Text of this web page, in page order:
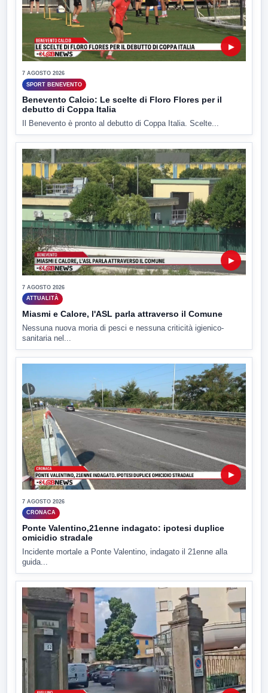
▶
7 AGOSTO 2026
SPORT BENEVENTO
Benevento Calcio: Le scelte di Floro Flores per il
debutto di Coppa Italia
Il Benevento è pronto al debutto di Coppa Italia. Scelte...
▶
7 AGOSTO 2026
ATTUALITÀ
Miasmi e Calore, l'ASL parla attraverso il Comune
Nessuna nuova moria di pesci e nessuna criticità igienico-
sanitaria nel...
▶
7 AGOSTO 2026
CRONACA
Ponte Valentino,21enne indagato: ipotesi duplice
omicidio stradale
Incidente mortale a Ponte Valentino, indagato il 21enne alla
guida...